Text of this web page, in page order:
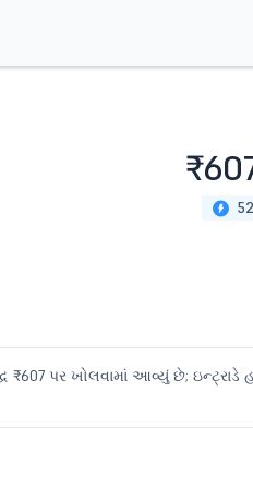
₹607 પર ખોલવામાં આવ્યું છે; ઇન્ટ્રાડે